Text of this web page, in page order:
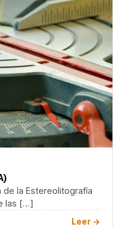
de la Estereolitografía
las […]
Leer →